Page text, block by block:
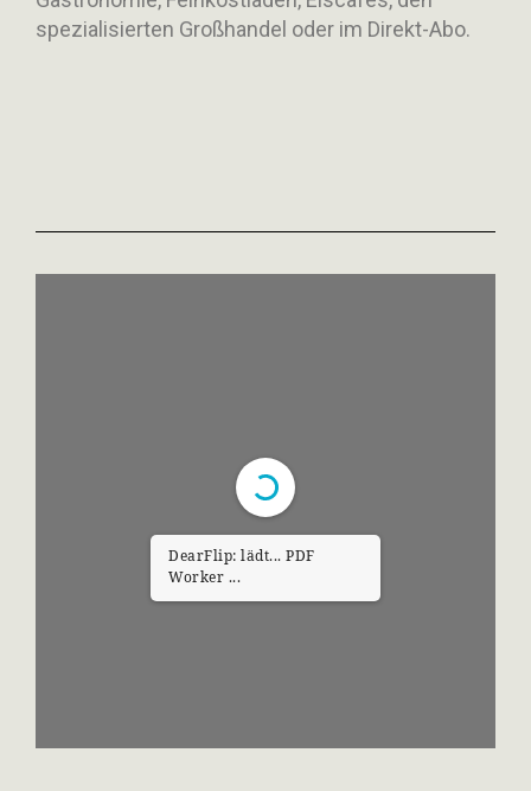
spezialisierten Großhandel oder im Direkt-Abo.
DearFlip: lädt... PDF
Worker ...